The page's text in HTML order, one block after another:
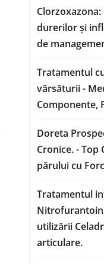
durerilor și
de
Tratamentul
vărsăturii -
Componente,
Doreta
Cronice. - Top
părului cu
Tratamentul
utilizării
articulare.